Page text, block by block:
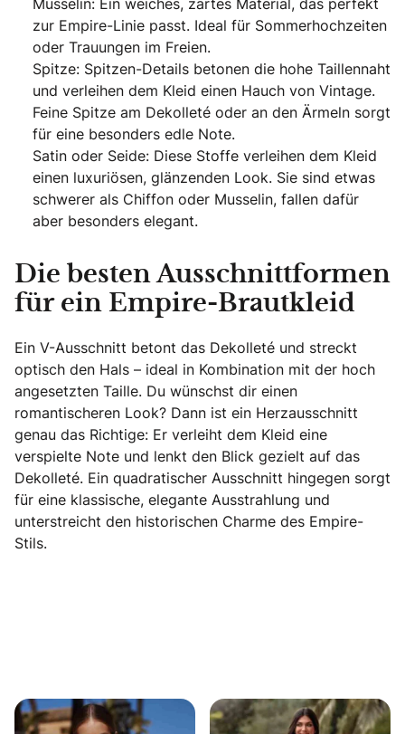
zur Empire-Linie passt. Ideal für Sommerhochzeiten
oder Trauungen im Freien.
Spitze: Spitzen-Details betonen die hohe Taillennaht
und verleihen dem Kleid einen Hauch von Vintage.
Feine Spitze am Dekolleté oder an den Ärmeln sorgt
für eine besonders edle Note.
Satin oder Seide: Diese Stoffe verleihen dem Kleid
einen luxuriösen, glänzenden Look. Sie sind etwas
schwerer als Chiffon oder Musselin, fallen dafür
aber besonders elegant.
Die besten Ausschnittformen
für ein Empire-Brautkleid
Ein V-Ausschnitt betont das Dekolleté und streckt
optisch den Hals – ideal in Kombination mit der hoch
angesetzten Taille. Du wünschst dir einen
romantischeren Look? Dann ist ein Herzausschnitt
genau das Richtige: Er verleiht dem Kleid eine
verspielte Note und lenkt den Blick gezielt auf das
Dekolleté. Ein quadratischer Ausschnitt hingegen sorgt
für eine klassische, elegante Ausstrahlung und
unterstreicht den historischen Charme des Empire-
Stils.